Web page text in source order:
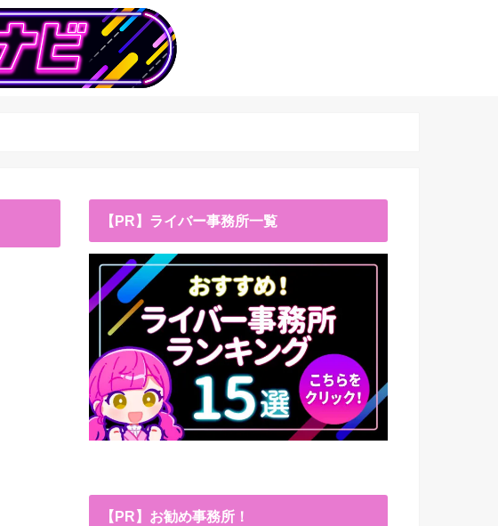
【PR】ライバー事務所一覧
【PR】お勧め事務所！